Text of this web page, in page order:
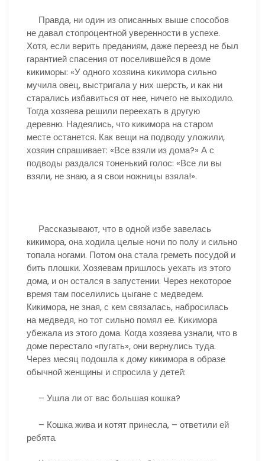
Правда, ни один из описанных выше способов
не давал стопроцентной уверенности в успехе.
Хотя, если верить преданиям, даже переезд не был
гарантией спасения от поселившейся в доме
кикиморы: «У одного хозяина кикимора сильно
мучила овец, выстригала у них шерсть, и как ни
старались избавиться от нее, ничего не выходило.
Тогда хозяева решили переехать в другую
деревню. Надеялись, что кикимора на старом
месте останется. Как вещи на подводу уложили,
хозяин спрашивает: «Все взяли из дома?» А с
подводы раздался тоненький голос: «Все ли вы
взяли, не знаю, а я свои ножницы взяла!».
Рассказывают, что в одной избе завелась
кикимора, она ходила целые ночи по полу и сильно
топала ногами. Потом она стала греметь посудой и
бить плошки. Хозяевам пришлось уехать из этого
дома, и он остался в запустении. Через некоторое
время там поселились цыгане с медведем.
Кикимора, не зная, с кем связалась, набросилась
на медведя, но тот сильно помял ее. Кикимора
убежала из этого дома. Когда хозяева узнали, что в
доме перестало «пугать», они вернулись туда.
Через месяц подошла к дому кикимора в образе
обычной женщины и спросила у детей:
– Ушла ли от вас большая кошка?
– Кошка жива и котят принесла, – ответили ей
ребята.